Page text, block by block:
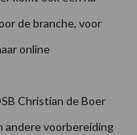
de branche, voor
online
Christian de Boer
andere voorbereiding